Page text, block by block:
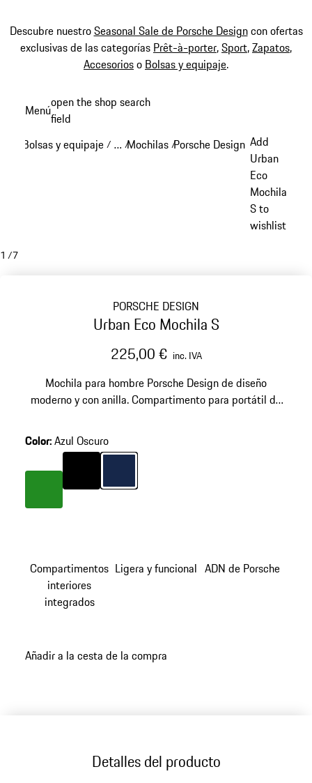
Descubre nuestroSeasonal Sale de Porsche Designcon ofertas
exclusivas de las categorías Prêt-à-porter,Sport,Zapatos,
Accesorioso Bolsas y equipaje.
principal
Menúopen the shop search
field
Bolsas y equipaje / …
Reveal collapsed breadcrumb items
/Mochilas /Porsche Design mochilas
Add
Urban
Eco
Mochila
S to
wishlist
1 /7
PORSCHE DESIGN
Urban Eco Mochila S
225,00 € inc. IVA
Mochila para hombre Porsche Design de diseño
moderno y con anilla. Compartimento para portátil de
Color:Azul Oscuro
Color Negro
ColorAzul Oscuro
Compartimentos
interiores
integrados
Ligera y funcional ADN de Porsche
Añadir a la cesta de la compra
Detalles del producto